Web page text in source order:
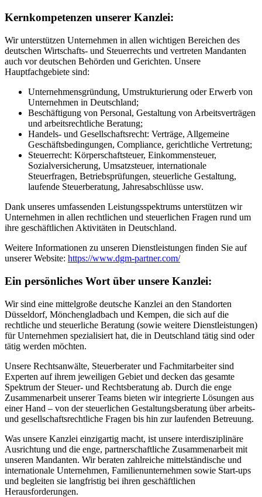
Kernkompetenzen unserer Kanzlei:
Wir unterstützen Unternehmen in allen wichtigen Bereichen des
deutschen Wirtschafts- und Steuerrechts und vertreten Mandanten
auch vor deutschen Behörden und Gerichten. Unsere
Hauptfachgebiete sind:
Unternehmensgründung, Umstrukturierung oder Erwerb von
Unternehmen in Deutschland;
Beschäftigung von Personal, Gestaltung von Arbeitsverträgen
und arbeitsrechtliche Beratung;
Handels- und Gesellschaftsrecht: Verträge, Allgemeine
Geschäftsbedingungen, Compliance, gerichtliche Vertretung;
Steuerrecht: Körperschaftsteuer, Einkommensteuer,
Sozialversicherung, Umsatzsteuer, internationale
Steuerfragen, Betriebsprüfungen, steuerliche Gestaltung,
laufende Steuerberatung, Jahresabschlüsse usw.
Dank unseres umfassenden Leistungsspektrums unterstützen wir
Unternehmen in allen rechtlichen und steuerlichen Fragen rund um
ihre geschäftlichen Aktivitäten in Deutschland.
Weitere Informationen zu unseren Dienstleistungen finden Sie auf
unserer Website: https://www.dgm-partner.com/
Ein persönliches Wort über unsere Kanzlei:
Wir sind eine mittelgroße deutsche Kanzlei an den Standorten
Düsseldorf, Mönchengladbach und Kempen, die sich auf die
rechtliche und steuerliche Beratung (sowie weitere Dienstleistungen)
für Unternehmen spezialisiert hat, die in Deutschland tätig sind oder
tätig werden möchten.
Unsere Rechtsanwälte, Steuerberater und Fachmitarbeiter sind
Experten auf ihrem jeweiligen Gebiet und decken das gesamte
Spektrum der Steuer- und Rechtsberatung ab. Durch die enge
Zusammenarbeit unserer Teams bieten wir integrierte Lösungen aus
einer Hand – von der steuerlichen Gestaltungsberatung über arbeits-
und gesellschaftsrechtliche Fragen bis hin zur laufenden Betreuung.
Was unsere Kanzlei einzigartig macht, ist unsere interdisziplinäre
Ausrichtung und die enge, partnerschaftliche Zusammenarbeit mit
unseren Mandanten. Wir beraten zahlreiche mittelständische und
internationale Unternehmen, Familienunternehmen sowie Start-ups
und begleiten sie langfristig bei ihren geschäftlichen
Herausforderungen.